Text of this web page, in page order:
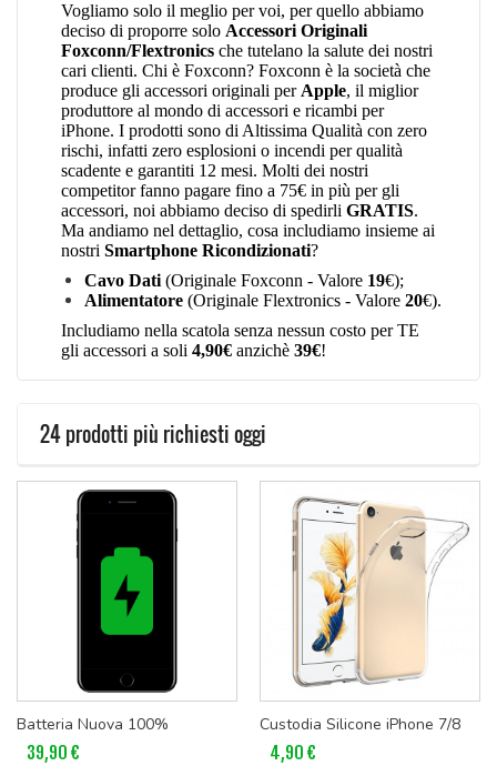
Vogliamo solo il meglio per voi, per quello abbiamo
deciso di proporre solo Accessori Originali
Foxconn/Flextronics che tutelano la salute dei nostri
cari clienti. Chi è Foxconn? Foxconn è la società che
produce gli accessori originali per Apple, il miglior
produttore al mondo di accessori e ricambi per
iPhone. I prodotti sono di Altissima Qualità con zero
rischi, infatti zero esplosioni o incendi per qualità
scadente e garantiti 12 mesi. Molti dei nostri
competitor fanno pagare fino a 75€ in più per gli
accessori, noi abbiamo deciso di spedirli GRATIS.
Ma andiamo nel dettaglio, cosa includiamo insieme ai
nostri Smartphone Ricondizionati?
Cavo Dati (Originale Foxconn - Valore 19€);
Alimentatore (Originale Flextronics - Valore 20€).
Includiamo nella scatola senza nessun costo per TE
gli accessori a soli 4,90€ anzichè 39€!
24 prodotti più richiesti oggi
Batteria Nuova 100%
39,90 €
Custodia Silicone iPhone 7/8
4,90 €